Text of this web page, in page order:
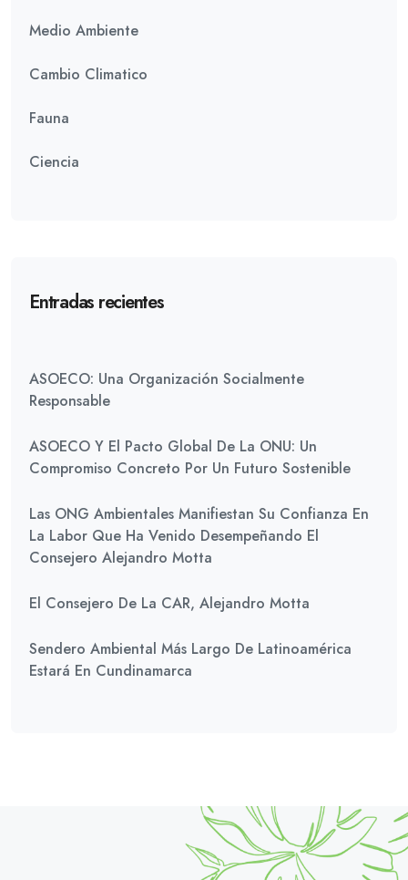
Medio Ambiente
Cambio Climatico
Fauna
Ciencia
Entradas recientes
ASOECO: Una Organización Socialmente
Responsable
ASOECO Y El Pacto Global De La ONU: Un
Compromiso Concreto Por Un Futuro Sostenible
Las ONG Ambientales Manifiestan Su Confianza En
La Labor Que Ha Venido Desempeñando El
Consejero Alejandro Motta
El Consejero De La CAR, Alejandro Motta
Sendero Ambiental Más Largo De Latinoamérica
Estará En Cundinamarca